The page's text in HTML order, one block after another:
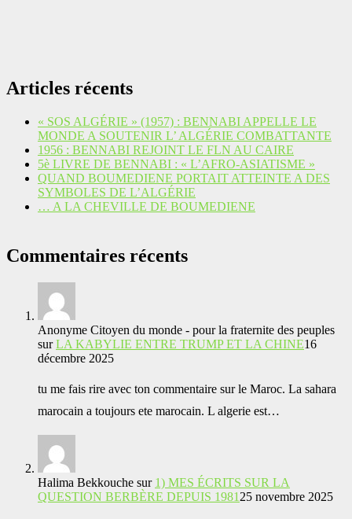
Articles récents
« SOS ALGÉRIE » (1957) : BENNABI APPELLE LE
MONDE A SOUTENIR L’ ALGÉRIE COMBATTANTE
1956 : BENNABI REJOINT LE FLN AU CAIRE
5è LIVRE DE BENNABI : « L’AFRO-ASIATISME »
QUAND BOUMEDIENE PORTAIT ATTEINTE A DES
SYMBOLES DE L’ALGÉRIE
… A LA CHEVILLE DE BOUMEDIENE
Commentaires récents
Anonyme Citoyen du monde - pour la fraternite des peuples
surLA KABYLIE ENTRE TRUMP ET LA CHINE16
décembre 2025
tu me fais rire avec ton commentaire sur le Maroc. La sahara
marocain a toujours ete marocain. L algerie est…
Halima Bekkouche sur 1) MES ÉCRITS SUR LA
QUESTION BERBÈRE DEPUIS 1981 25 novembre 2025